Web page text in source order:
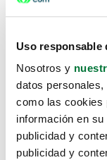
Uso responsable
Nosotros y
datos
como las cookies
información en
publicidad y
publicidad y
Lo
te